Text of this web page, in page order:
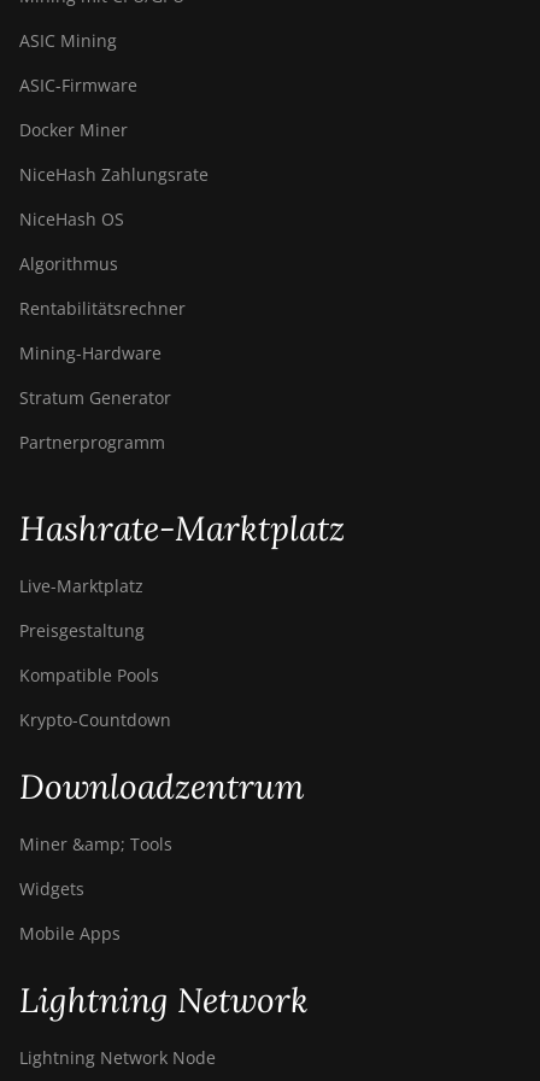
S9j
BITMAIN AntMiner
S9k
BITMAIN AntMiner
T17
BITMAIN AntMiner
T17e
BITMAIN AntMiner
BITMAIN AntMiner
Z11
BITMAIN AntMiner
Z11j
BITMAIN AntMiner
BITMAIN AntMiner
BITMAIN AntMiner
BITMAIN Antminer
ASIC Mining
ASIC-Firmware
Docker Miner
NiceHash Zahlungsrate
NiceHash OS
Algorithmus
Rentabilitätsrechner
Mining-Hardware
Stratum Generator
Partnerprogramm
Hashrate-Marktplatz
Live-Marktplatz
Preisgestaltung
Kompatible Pools
Krypto-Countdown
Downloadzentrum
Miner &amp; Tools
Widgets
Mobile Apps
Lightning Network
Lightning Network Node